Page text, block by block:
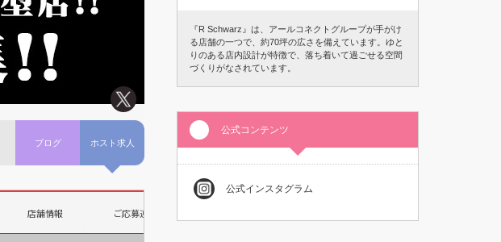
ブログ ホスト求人
店舗情報 ご応募連絡先
『R Schwarz』は、アールコネクトグループが手がけ
る店舗の一つで、約70坪の広さを備えています。ゆと
りのある店内設計が特徴で、落ち着いて過ごせる空間
づくりがなされています。
公式コンテンツ
公式インスタグラム